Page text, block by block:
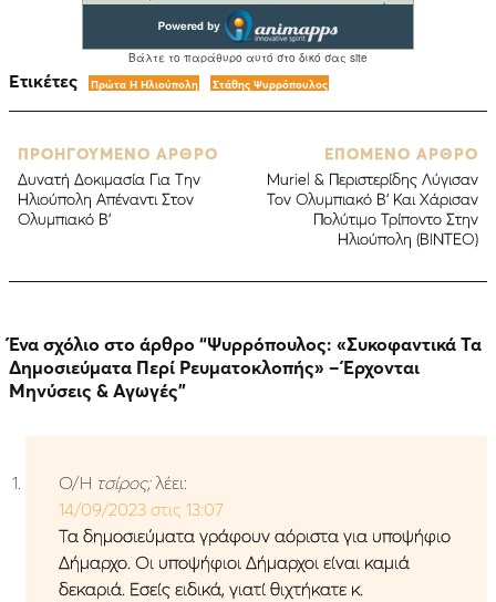
Ετικέτες Πρώτα Η Ηλιούπολη Στάθης Ψυρρόπουλος
ΠΡΟΗΓΟΥΜΕΝΟ ΑΡΘΡΟ
Δυνατή Δοκιμασία Για Την
Ηλιούπολη Απέναντι Στον
Ολυμπιακό Β’
ΕΠΟΜΕΝΟ ΑΡΘΡΟ
Muriel & Περιστερίδης Λύγισαν
Τον Ολυμπιακό Β’ Και Χάρισαν
Πολύτιμο Τρίποντο Στην
Ηλιούπολη (ΒΙΝΤΕΟ)
Ένα σχόλιο στο άρθρο “Ψυρρόπουλος: «Συκοφαντικά Τα
Δημοσιεύματα Περί Ρευματοκλοπής» – Έρχονται
Μηνύσεις & Αγωγές”
Ο/Η τσίρος; λέει:
14/09/2023 στις 13:07
Τα δημοσιεύματα γράφουν αόριστα για υποψήφιο
Δήμαρχο. Οι υποψήφιοι Δήμαρχοι είναι καμιά
δεκαριά. Εσείς ειδικά, γιατί θιχτήκατε κ.